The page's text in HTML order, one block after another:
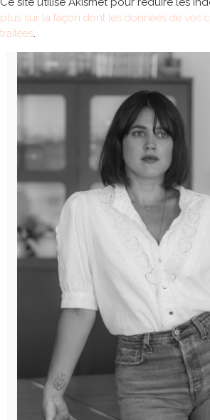
plus sur la façon dont les données de vos
traitées.